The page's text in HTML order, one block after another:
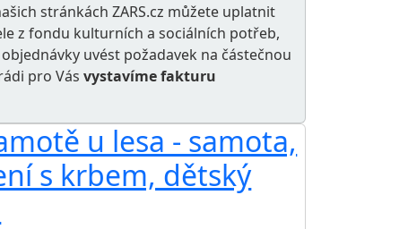
stránkách ZARS.cz můžete uplatnit
zfondu kulturních a sociálních potřeb,
objednávky uvést požadavek na částečnou
pro Vásvystavíme fakturu
u lesa - samota,
s krbem, dětský